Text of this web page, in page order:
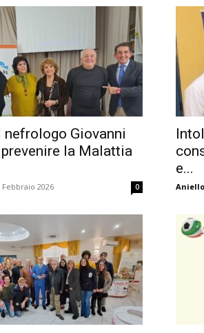
Giovanni
la Malattia
Febbraio 2026 0
e...